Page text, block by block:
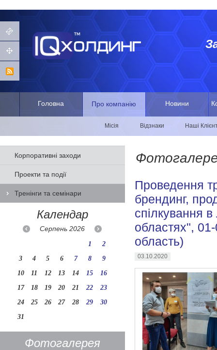
Головна Про компанію Новини
Місія Відзнаки Наші
Корпоративні заходи
Проекти та події
Тренінги та семінари
Календар
Серпень2026
1
2
3
4 5 6 7 8
9
10
11 12 13 14 15
16
17
18 19 20 21 22
23
24
25 26 27 28 29
30
31
Фотогалерея
Проведення
брендинг,
спілкування в
областях",
область)
03.10.2020